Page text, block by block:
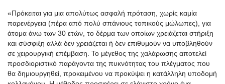
«Πρόκειται για μια απολύτως ασφαλή πρόταση, χωρίς καμία
παρενέργεια (πέρα από πολύ σπάνιους τοπικούς μώλωπες), για
άτομα άνω των 30 ετών, το δέρμα των οποίων χρειάζεται στήριξη
και σύσφιξη αλλά δεν χρειάζεται ή δεν επιθυμούν να υποβληθούν
σε χειρουργική επέμβαση. Το μέγεθος της χαλάρωσης αποτελεί
προσδιοριστικό παράγοντα της πυκνότητας του πλέγματος που
θα δημιουργηθεί, προκειμένου να προκύψει η κατάλληλη υποδομή